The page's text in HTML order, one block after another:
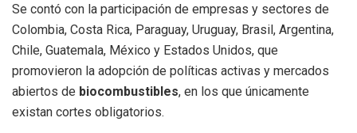
Se contó con la participación de empresas y sectores de
Colombia, Costa Rica, Paraguay, Uruguay, Brasil, Argentina,
Chile, Guatemala, México y Estados Unidos, que
promovieron la adopción de políticas activas y mercados
abiertos de biocombustibles, en los que únicamente
existan cortes obligatorios.